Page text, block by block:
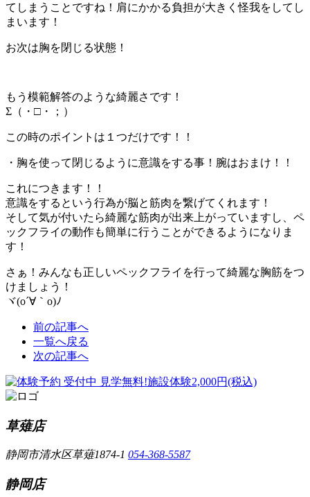
てしまうことですね！肩にかかる負担が大きく怪我をしてし
まいます！
お次は胸を閉じる状態！
もう模範解答のような綺麗さです！
Σ（・□・；）
この時のポイントは１つだけです！！
・胸を使って閉じるように意識をする事！腕はおまけ！！
これにつきます！！
意識をするという行為が脳と筋肉を繋げてくれます！
そして気が付いたら綺麗な筋肉が出来上がっていますし、ペ
ックフライの動作も簡単に行うことができるようになりま
す！
さぁ！みんなも正しいペックフライを行って綺麗な胸筋をつ
けましょう！
ヾ(o´∀｀o)ﾉ
前の記事へ
一覧へ戻る
次の記事へ
草薙店
静岡市清水区草薙1874-1 054-368-5587
静岡店